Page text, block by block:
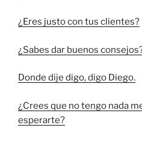
¿Eres justo con tus clientes?
¿Sabes dar buenos
Donde dije digo, digo Diego.
¿Crees que no tengo nada
esperarte?